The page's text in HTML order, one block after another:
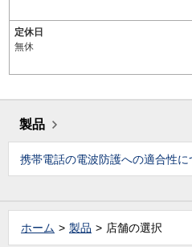
定休日
無休
製品
携帯電話の電波防護への適合性に
ホーム 製品 店舗の選択